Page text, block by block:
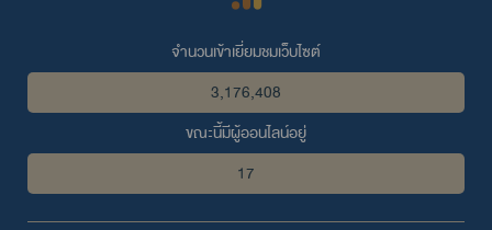
จำนวนเข้าเยี่ยมชมเว็บไซต์
3,176,408
ขณะนี้มีผู้ออนไลน์อยู่
17